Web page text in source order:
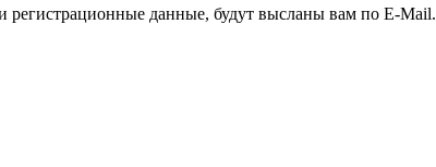
регистрационные данные, будут высланы вам по E-Mail.